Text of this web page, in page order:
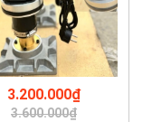
3.200.000₫
3.600.000₫